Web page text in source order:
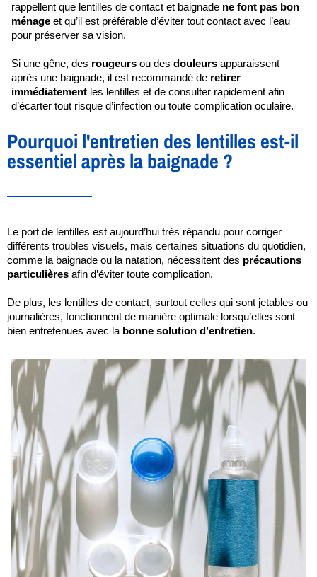
rappellent que lentilles de contact et baignade ne font pas bon
ménage et qu’il est préférable d’éviter tout contact avec l’eau
pour préserver sa vision.
Si une gêne, des rougeurs ou des douleurs apparaissent
après une baignade, il est recommandé de retirer
immédiatement les lentilles et de consulter rapidement afin
d’écarter tout risque d’infection ou toute complication oculaire.
Pourquoi l'entretien des lentilles est-il
essentiel après la baignade ?
Le port de lentilles est aujourd’hui très répandu pour corriger
différents troubles visuels, mais certaines situations du quotidien,
comme la baignade ou la natation, nécessitent des précautions
particulières afin d’éviter toute complication.
De plus, les lentilles de contact, surtout celles qui sont jetables ou
journalières, fonctionnent de manière optimale lorsqu’elles sont
bien entretenues avec la bonne solution d’entretien.